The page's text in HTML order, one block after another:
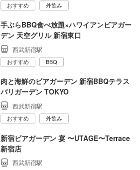
おすすめ 外飲み
手ぶらBBQ食べ放題×ハワイアンビアガー
デン 天空グリル 新宿東口
西武新宿駅
おすすめ BBQ
肉と海鮮のビアガーデン 新宿BBQテラス
バリガーデン TOKYO
西武新宿駅
おすすめ 外飲み
新宿ビアガーデン 宴 〜UTAGE〜Terrace
新宿店
西武新宿駅